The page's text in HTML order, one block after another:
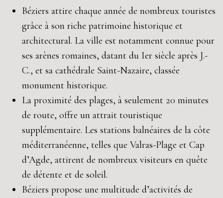
Béziers attire chaque année de nombreux touristes
grâce à son riche patrimoine historique et
architectural. La ville est notamment connue pour
ses arènes romaines, datant du Ier siècle après J.-
C., et sa cathédrale Saint-Nazaire, classée
monument historique.
La proximité des plages, à seulement 20 minutes
de route, offre un attrait touristique
supplémentaire. Les stations balnéaires de la côte
méditerranéenne, telles que Valras-Plage et Cap
d’Agde, attirent de nombreux visiteurs en quête
de détente et de soleil.
Béziers propose une multitude d’activités de